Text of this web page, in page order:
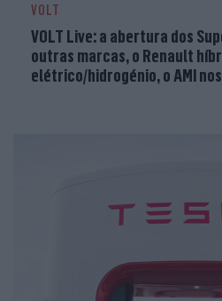
VOLT
VOLT Live: a abertura dos
outras marcas, o Renault
elétrico/hidrogénio, o AMI